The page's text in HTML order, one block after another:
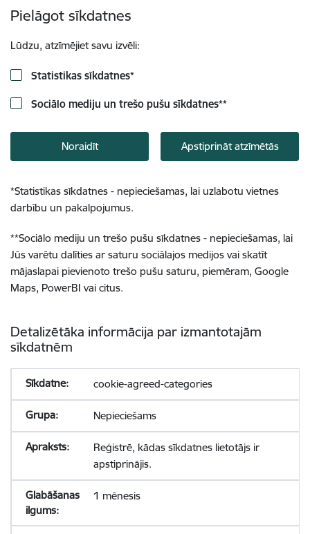
Pielāgot sīkdatnes
Lūdzu, atzīmējiet savu izvēli:
Statistikas sīkdatnes*
Sociālo mediju un trešo pušu sīkdatnes**
Noraidīt Apstiprināt atzīmētās
*Statistikas sīkdatnes - nepieciešamas, lai uzlabotu vietnes
darbību un pakalpojumus.
**Sociālo mediju un trešo pušu sīkdatnes - nepieciešamas, lai
Jūs varētu dalīties ar saturu sociālajos medijos vai skatīt
mājaslapai pievienoto trešo pušu saturu, piemēram, Google
Maps, PowerBI vai citus.
Detalizētāka informācija par izmantotajām
sīkdatnēm
cookie-agreed-categories
Nepieciešams
Reģistrē, kādas sīkdatnes lietotājs ir
apstiprinājis.
1 mēnesis